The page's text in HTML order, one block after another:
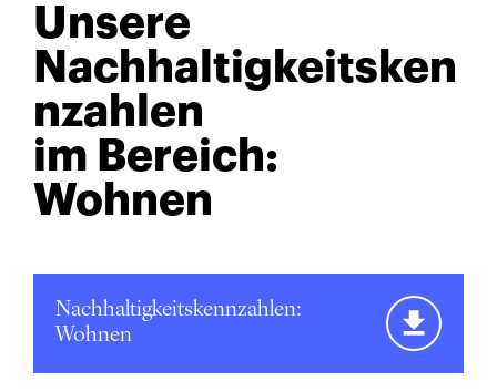
Unsere
Nachhaltigkeitsken
nzahlen
im Bereich:
Wohnen
Nachhaltigkeitskennzahlen:
Wohnen